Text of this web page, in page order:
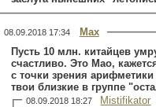
08.09.2018 17:34
Max
Пусть 10 млн. китайцев
счастливо. Это Мао,
с точки зрения
твои близкие в группе
08.09.2018 18:27
Mistifikator